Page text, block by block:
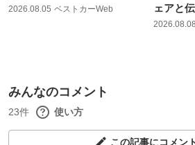
2026.08.05 ベストカーWeb
ェアと
2026.08.08
みんなのコメント
23件 使い方
この記事にコメン